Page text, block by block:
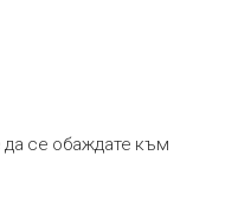
да се обаждате към